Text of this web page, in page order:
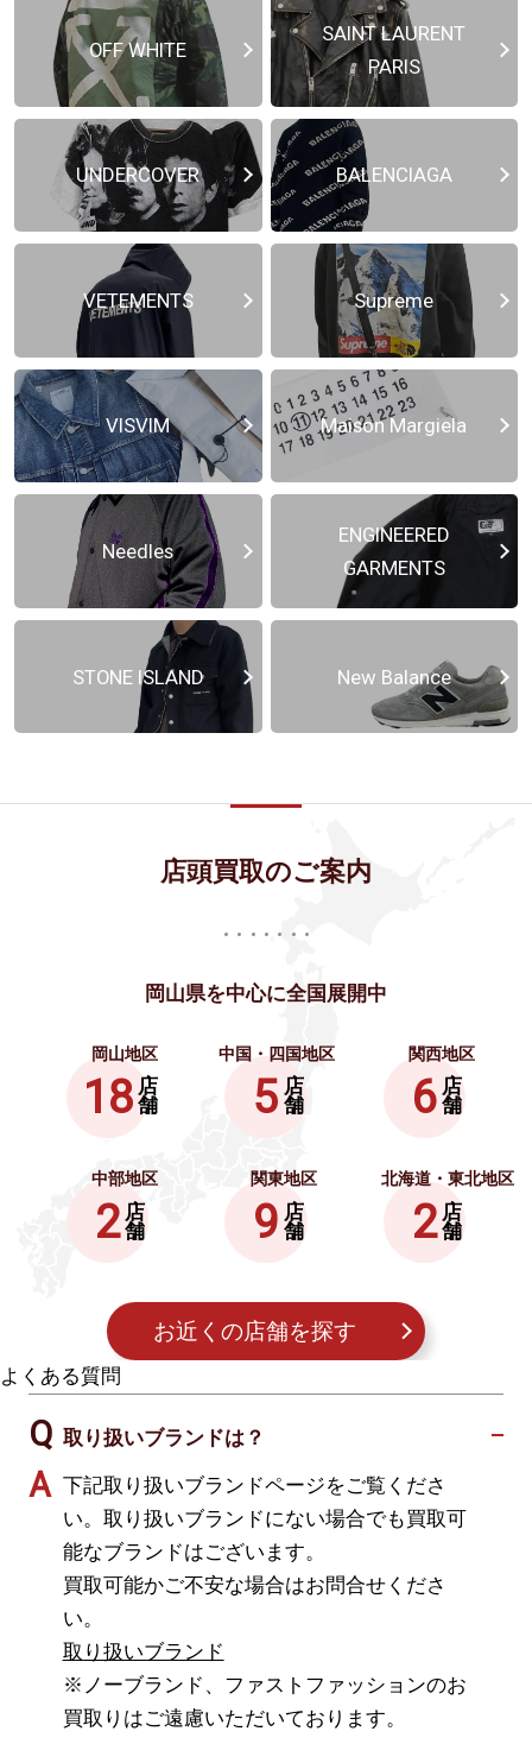
OFF WHITE
SAINT LAURENT
PARIS
UNDERCOVER BALENCIAGA
VETEMENTS Supreme
VISVIM Maison Margiela
Needles
ENGINEERED
GARMENTS
STONE ISLAND New Balance
店頭買取のご案内
岡山県を中心に全国展開中
岡山地区
18 店
舗
中国・四国地区
5 店
舗
関西地区
6 店
舗
中部地区
2 店
舗
関東地区
9 店
舗
北海道・東北地区
2 店
舗
お近くの店舗を探す
よくある質問
取り扱いブランドは？
下記取り扱いブランドページをご覧くださ
い。取り扱いブランドにない場合でも買取可
能なブランドはございます。
買取可能かご不安な場合はお問合せくださ
い。
取り扱いブランド
※ノーブランド、ファストファッションのお
買取りはご遠慮いただいております。